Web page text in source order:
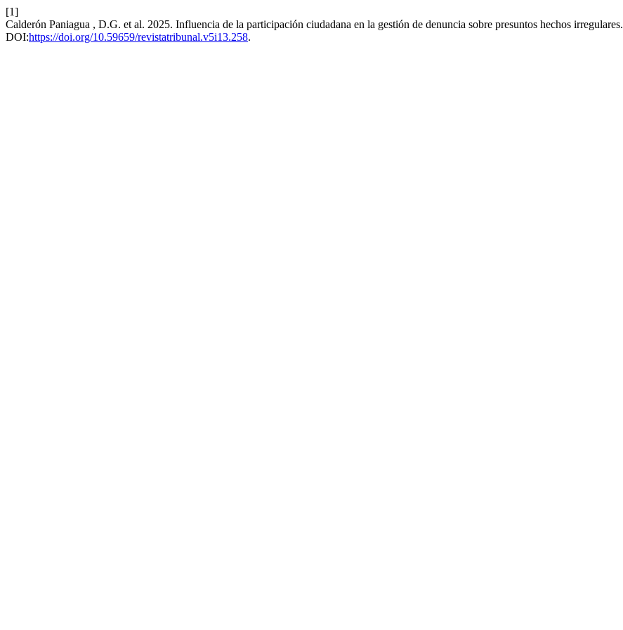
[1]
Calderón Paniagua , D.G. et al. 2025. Influencia de la participación ciudadana en la gestión de denuncia sobre presuntos hechos irregulares.
DOI:https://doi.org/10.59659/revistatribunal.v5i13.258.